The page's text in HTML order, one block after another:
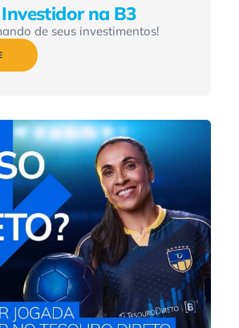
na B3
de seus investimentos!